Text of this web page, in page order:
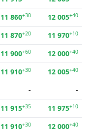
11 860+30 12 005+40
11 870+20 11 970+10
11 900+60 12 000+40
11 910+30 12 005+40
-
-
11 915+35 11 975+10
11 910+30 12 000+40